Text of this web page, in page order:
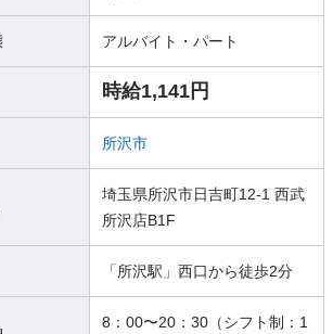
アルバイト・パート
時給1,141円
所沢市
埼玉県所沢市日吉町12-1 西武
所沢店B1F
「所沢駅」西口から徒歩2分
8：00〜20：30（シフト制：1